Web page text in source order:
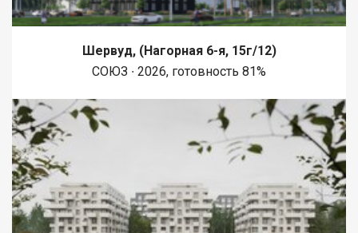
Шервуд, (Нагорная 6-я, 15г/12)
СОЮЗ ∙ 2026, готовность 81%